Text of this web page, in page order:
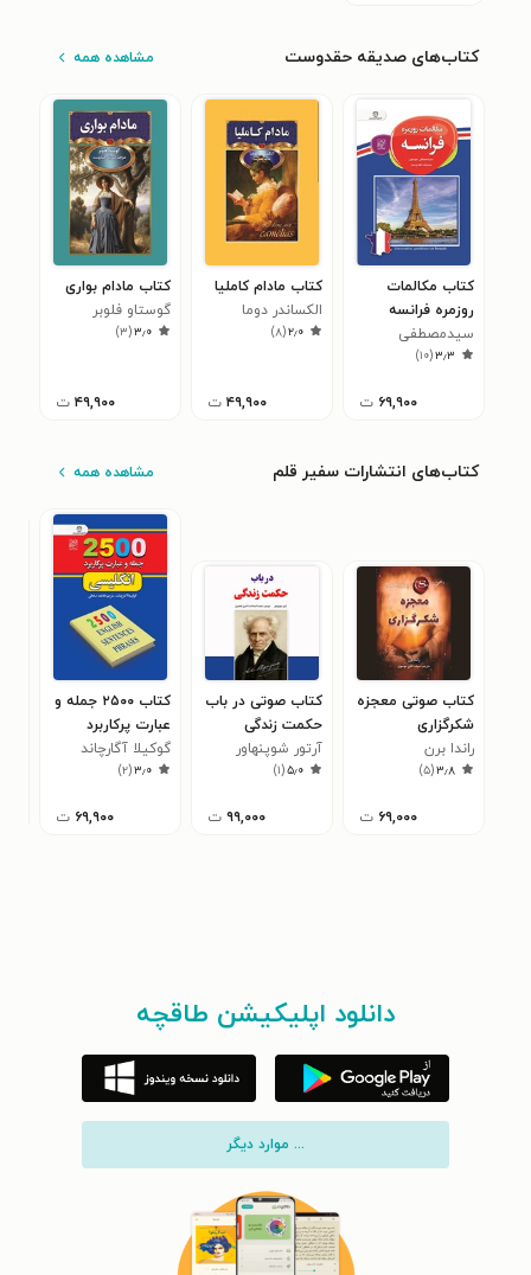
کتاب‌های صدیقه حقدوست مشاهده همه
کتاب مکالمات
روزمره فرانسه
سیدمصطفی
موسوی
۳٫۳(۱۰)
۶۹,۹۰۰ ت
کتاب مادام کاملیا
الکساندر دوما
۲٫۰(۸)
۴۹,۹۰۰ ت
کتاب مادام بواری
گوستاو فلوبر
۳٫۰(۳)
۴۹,۹۰۰ ت
کتاب‌های انتشارات سفیر قلم مشاهده همه
کتاب صوتی معجزه
شکرگزاری
راندا برن
۳٫۸(۵)
۶۹,۰۰۰ ت
کتاب صوتی در باب
حکمت زندگی
آرتور شوپنهاور
۵٫۰(۱)
۹۹,۰۰۰ ت
کتاب ۲۵۰۰ جمله و
عبارت پرکاربرد
انگلیسی
گوکیلا آگارچاند
۳٫۰(۲)
۶۹,۹۰۰ ت
دانلود اپلیکیشن طاقچه
... موارد دیگر